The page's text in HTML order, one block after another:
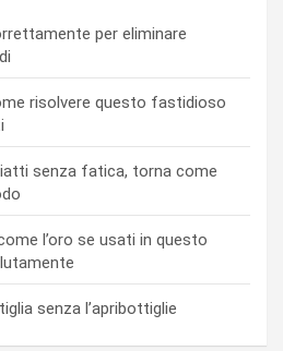
per eliminare
risolvere questo fastidioso
senza fatica, torna come
l’oro se usati in questo
senza l’apribottiglie